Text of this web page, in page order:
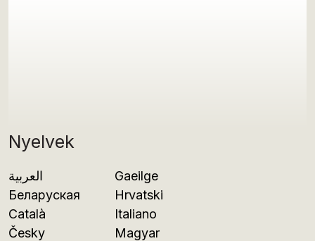
Nyelvek
العربية
Беларуская
Català
Česky
Gaeilge
Hrvatski
Italiano
Magyar